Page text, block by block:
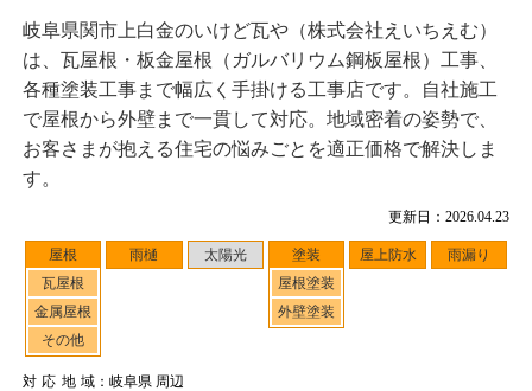
更新日：2026.04.23
屋根
瓦屋根
金属屋根
その他
雨樋 太陽光
塗装
屋根塗装
外壁塗装
屋上防水 雨漏り
対応地域：岐阜県 周辺
岐阜県関市上白金のいけど瓦や（株式会社えいちえむ）
は、瓦屋根・板金屋根（ガルバリウム鋼板屋根）工事、
各種塗装工事まで幅広く手掛ける工事店です。自社施工
で屋根から外壁まで一貫して対応。地域密着の姿勢で、
お客さまが抱える住宅の悩みごとを適正価格で解決しま
す。